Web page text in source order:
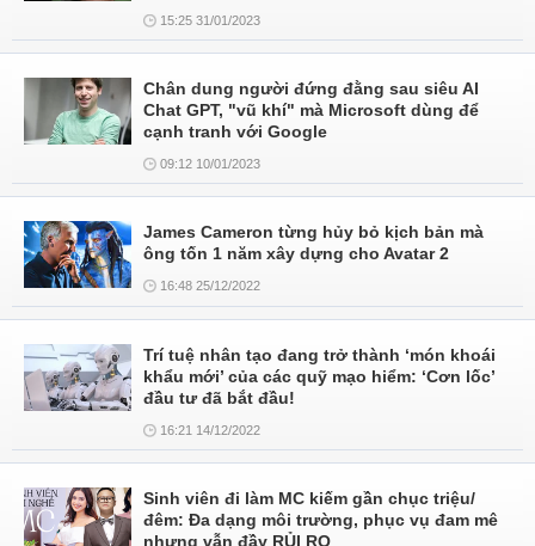
15:25 31/01/2023
Chân dung người đứng đằng sau siêu AI
Chat GPT, "vũ khí" mà Microsoft dùng để
cạnh tranh với Google
09:12 10/01/2023
James Cameron từng hủy bỏ kịch bản mà
ông tốn 1 năm xây dựng cho Avatar 2
16:48 25/12/2022
Trí tuệ nhân tạo đang trở thành ‘món khoái
khẩu mới’ của các quỹ mạo hiểm: ‘Cơn lốc’
đầu tư đã bắt đầu!
16:21 14/12/2022
Sinh viên đi làm MC kiếm gần chục triệu/
đêm: Đa dạng môi trường, phục vụ đam mê
nhưng vẫn đầy RỦI RO